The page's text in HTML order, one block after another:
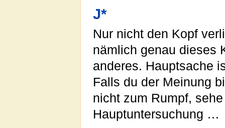
J*
Nur nicht den Kopf
nämlich genau dieses
anderes. Hauptsache
Falls du der Meinung
nicht zum Rumpf,
Hauptuntersuchung …